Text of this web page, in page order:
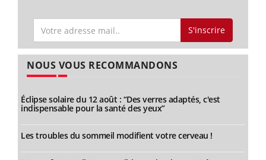
S'inscrire
NOUS VOUS RECOMMANDONS
Éclipse solaire du 12 août : “Des verres adaptés, c'est
indispensable pour la santé des yeux”
Les troubles du sommeil modifient votre cerveau !